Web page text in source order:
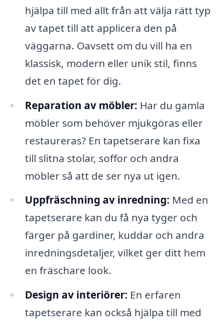
hjälpa till med allt från att välja rätt typ
av tapet till att applicera den på
väggarna. Oavsett om du vill ha en
klassisk, modern eller unik stil, finns
det en tapet för dig.
Reparation av möbler: Har du gamla
möbler som behöver mjukgöras eller
restaureras? En tapetserare kan fixa
till slitna stolar, soffor och andra
möbler så att de ser nya ut igen.
Uppfräschning av inredning: Med en
tapetserare kan du få nya tyger och
färger på gardiner, kuddar och andra
inredningsdetaljer, vilket ger ditt hem
en fräschare look.
Design av interiörer: En erfaren
tapetserare kan också hjälpa till med